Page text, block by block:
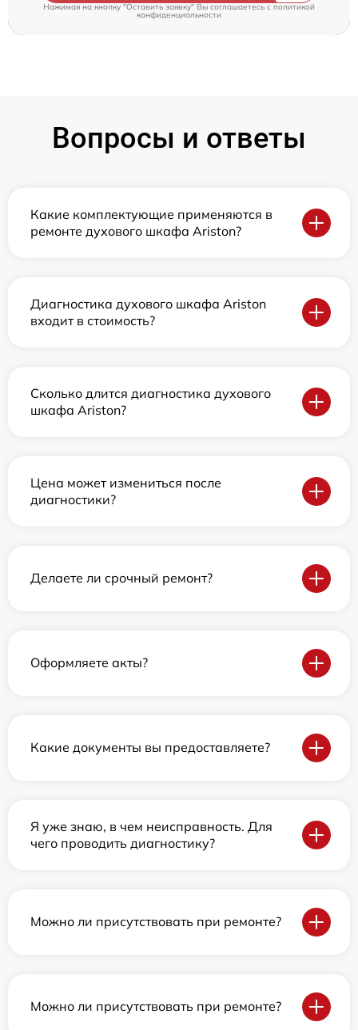
Нажимая на кнопку "Оставить заявку" Вы соглашаетесь cполитикой
конфиденциальности
Вопросы и ответы
Какие комплектующие применяются в
ремонте духового шкафа Ariston?
Диагностика духового шкафа Ariston
входит в стоимость?
Сколько длится диагностика духового
шкафа Ariston?
Цена может измениться после
диагностики?
Делаете ли срочный ремонт?
Оформляете акты?
Какие документы вы предоставляете?
Я уже знаю, в чем неисправность. Для
чего проводить диагностику?
Можно ли присутствовать при ремонте?
Можно ли присутствовать при ремонте?